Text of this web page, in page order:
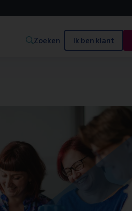
Zoeken Ik ben klant